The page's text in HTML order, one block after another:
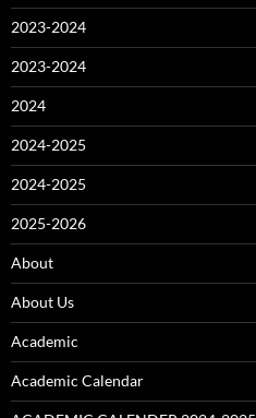
2023-2024
2023-2024
2024
2024-2025
2024-2025
2025-2026
About
About Us
Academic
Academic Calendar